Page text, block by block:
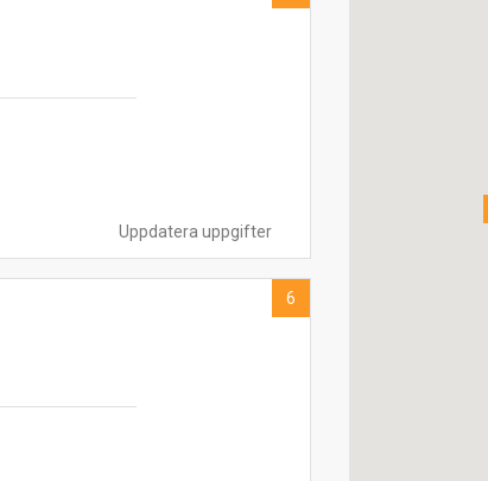
Uppdatera uppgifter
6